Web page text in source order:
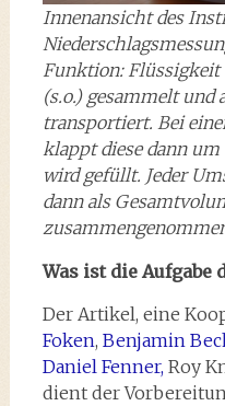
Innenansicht des
Funktion:
(s.o.) gesammelt und
transportiert. Bei
klappt diese dann
wird gefüllt. Jeder
dann als
Was ist die
Der Artikel, eine
Foken, Benjamin
Daniel Fenner, Roy
dient der